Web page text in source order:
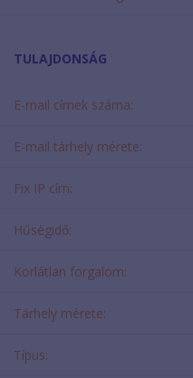
TULAJDONSÁG
E-mail címek száma:
E-mail tárhely mérete:
Fix IP cím:
Hűségidő:
Korlátlan forgalom:
Tárhely mérete:
Típus: